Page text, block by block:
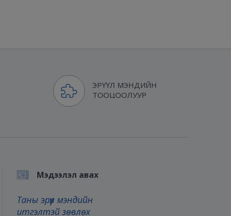
ЭРҮҮЛ МЭНДИЙН
ТООЦООЛУУР
Мэдээлэл авах
Таны эрүүл мэндийн
итгэлтэй зөвлөх